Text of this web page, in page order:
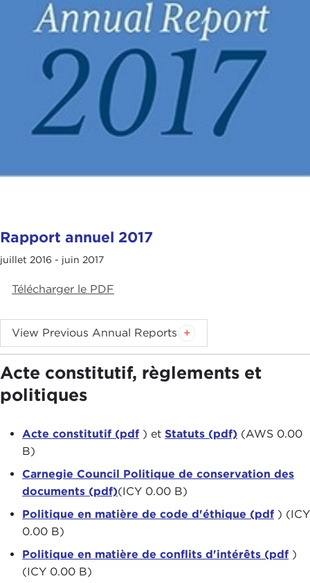
Rapport annuel 2017
juillet 2016 - juin 2017
Télécharger le PDF
2016 (pdf)
2014 (pdf)
2013 (pdf)
2012 (pdf)
2011 (pdf)
2010 (pdf)
2009 (pdf)
2008 (pdf)
2006 (pdf)
View Previous Annual Reports
Acte constitutif, règlements et
politiques
Acte constitutif (pdf ) et Statuts (pdf) (AWS 0.00
B)
Carnegie Council Politique de conservation des
documents (pdf)(ICY 0.00 B)
Politique en matière de code d'éthique (pdf ) (ICY
0.00 B)
Politique en matière de conflits d'intérêts (pdf )
(ICY 0.00 B)